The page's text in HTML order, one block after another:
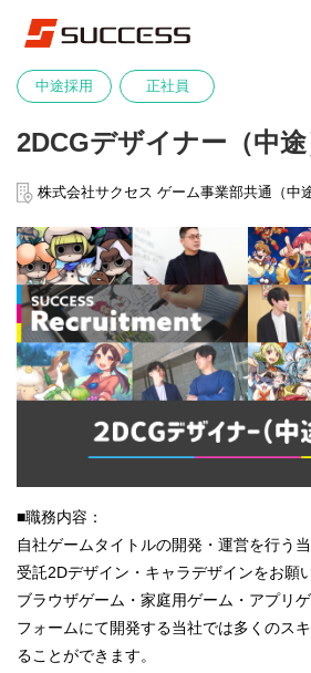
中途採用 正社員
2DCGデザイナー（中途
株式会社サクセス ゲーム事業部共通（中
■職務内容：
自社ゲームタイトルの開発・運営を行う
受託2Dデザイン・キャラデザインをお願
ブラウザゲーム・家庭用ゲーム・アプリ
フォームにて開発する当社では多くのス
ることができます。